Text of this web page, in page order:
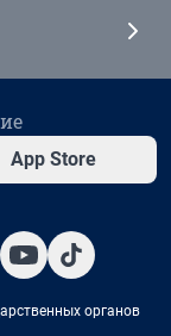
App Store
органов